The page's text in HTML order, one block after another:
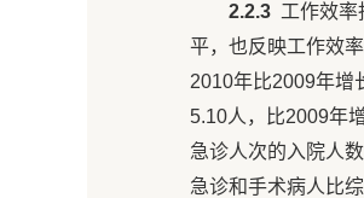
2.2.3 工作效率
平，也反映工作效
2010年比2009年增
5.10人，比2009年
急诊人次的入院人
急诊和手术病人比